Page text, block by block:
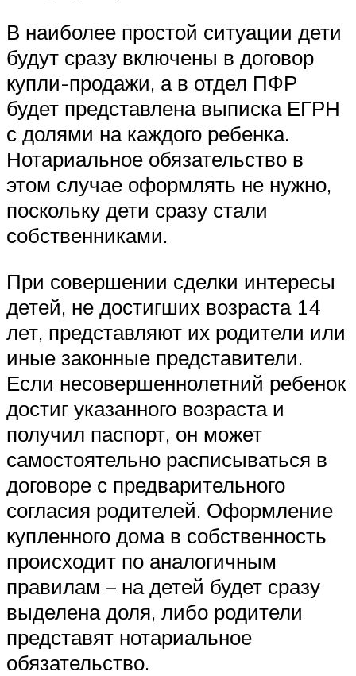
В наиболее простой ситуации дети
будут сразу включены в договор
купли-продажи, а в отдел ПФР
будет представлена выписка ЕГРН
с долями на каждого ребенка.
Нотариальное обязательство в
этом случае оформлять не нужно,
поскольку дети сразу стали
собственниками.
При совершении сделки интересы
детей, не достигших возраста 14
лет, представляют их родители или
иные законные представители.
Если несовершеннолетний ребенок
достиг указанного возраста и
получил паспорт, он может
самостоятельно расписываться в
договоре с предварительного
согласия родителей. Оформление
купленного дома в собственность
происходит по аналогичным
правилам – на детей будет сразу
выделена доля, либо родители
представят нотариальное
обязательство.